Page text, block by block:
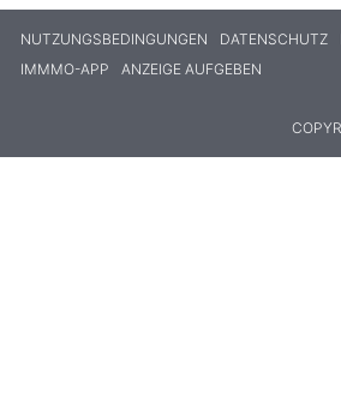
NUTZUNGSBEDINGUNGEN DATENSCHUTZ
IMMMO-APP
ANZEIGE AUFGEBEN